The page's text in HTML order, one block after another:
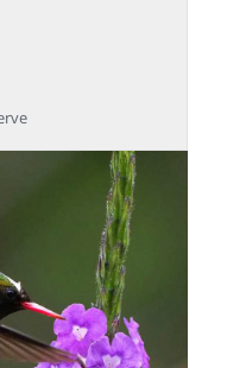
路前行，穿越海
與聖伊西德
，沿途可欣
景交錯的迷人風
林中的Hotel
雲霧林的賞鳥攝
頸啄木、霍夫曼
叫鷹